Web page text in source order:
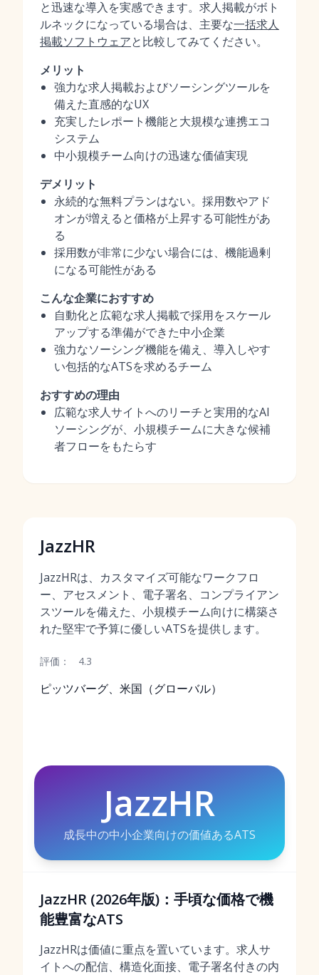
と迅速な導入を実感できます。求人掲載がボト
ルネックになっている場合は、主要な一括求人
掲載ソフトウェアと比較してみてください。
メリット
強力な求人掲載およびソーシングツールを
備えた直感的なUX
充実したレポート機能と大規模な連携エコ
システム
中小規模チーム向けの迅速な価値実現
デメリット
永続的な無料プランはない。採用数やアド
オンが増えると価格が上昇する可能性があ
る
採用数が非常に少ない場合には、機能過剰
になる可能性がある
こんな企業におすすめ
自動化と広範な求人掲載で採用をスケール
アップする準備ができた中小企業
強力なソーシング機能を備え、導入しやす
い包括的なATSを求めるチーム
おすすめの理由
広範な求人サイトへのリーチと実用的なAI
ソーシングが、小規模チームに大きな候補
者フローをもたらす
JazzHR
JazzHRは、カスタマイズ可能なワークフロ
ー、アセスメント、電子署名、コンプライアン
スツールを備えた、小規模チーム向けに構築さ
れた堅牢で予算に優しいATSを提供します。
評価： 4.3
ピッツバーグ、米国（グローバル）
JazzHR
成長中の中小企業向けの価値あるATS
JazzHR (2026年版)：手頃な価格で機
能豊富なATS
JazzHRは価値に重点を置いています。求人サ
イトへの配信、構造化面接、電子署名付きの内